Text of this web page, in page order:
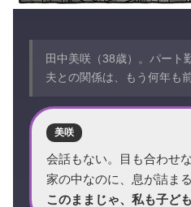
田中美咲（38歳）。パート
夫との関係は、もう何年も
美咲
会話もない。目も合わせな
家の中なのに、息が詰ま
このままじゃ、私も子ど